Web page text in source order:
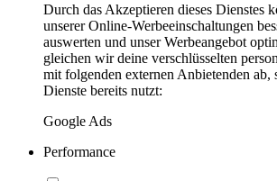
Durch das Akzeptieren dieses Dienstes
unserer Online-Werbeeinschaltungen
auswerten und unser Werbeangebot
gleichen wir deine verschlüsselten
mit folgenden externen Anbietenden ab,
Dienste bereits nutzt:
Google Ads
Performance